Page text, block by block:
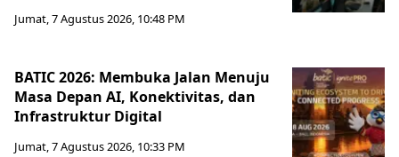
Jumat, 7 Agustus 2026, 10:48 PM
BATIC 2026: Membuka Jalan Menuju
Masa Depan AI, Konektivitas, dan
Infrastruktur Digital
Jumat, 7 Agustus 2026, 10:33 PM